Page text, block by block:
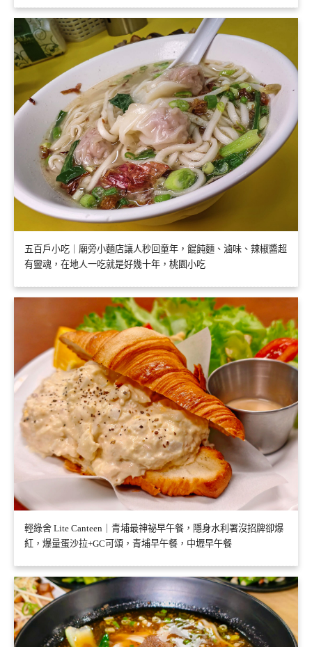
五百戶小吃｜廟旁小麵店讓人秒回童年，餛飩麵、滷味、辣椒醬超
有靈魂，在地人一吃就是好幾十年，桃園小吃
輕綠舍 Lite Canteen｜青埔最神祕早午餐，隱身水利署沒招牌卻爆
紅，爆量蛋沙拉+GC可頌，青埔早午餐，中壢早午餐